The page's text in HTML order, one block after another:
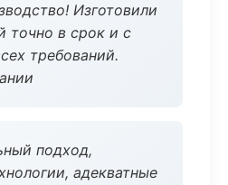
Изготовили
точно в срок и с
требований.
подход,
адекватные